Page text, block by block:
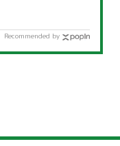
Recommended by